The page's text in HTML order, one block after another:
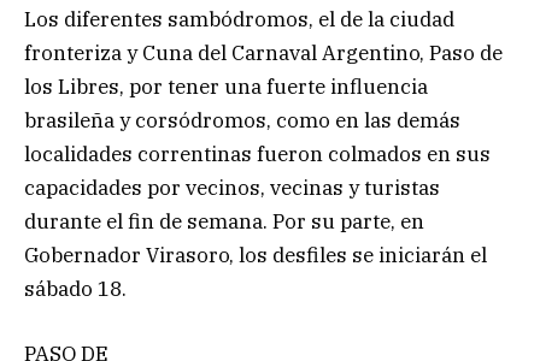
Los diferentes sambódromos, el de la ciudad
fronteriza y Cuna del Carnaval Argentino, Paso de
los Libres, por tener una fuerte influencia
brasileña y corsódromos, como en las demás
localidades correntinas fueron colmados en sus
capacidades por vecinos, vecinas y turistas
durante el fin de semana. Por su parte, en
Gobernador Virasoro, los desfiles se iniciarán el
sábado 18.
PASO DE